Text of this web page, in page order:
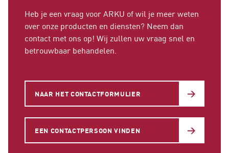
Heb je een vraag voor ARKU of wil je meer weten
over onze producten en diensten? Neem dan
contact met ons op! Wij zullen uw vraag snel en
betrouwbaar behandelen.
NAAR HET CONTACTFORMULIER
EEN CONTACTPERSOON VINDEN